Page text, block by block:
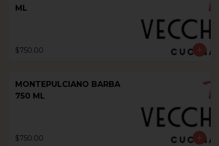
ML
$750.00
MONTEPULCIANO BARBA
750 ML
$750.00